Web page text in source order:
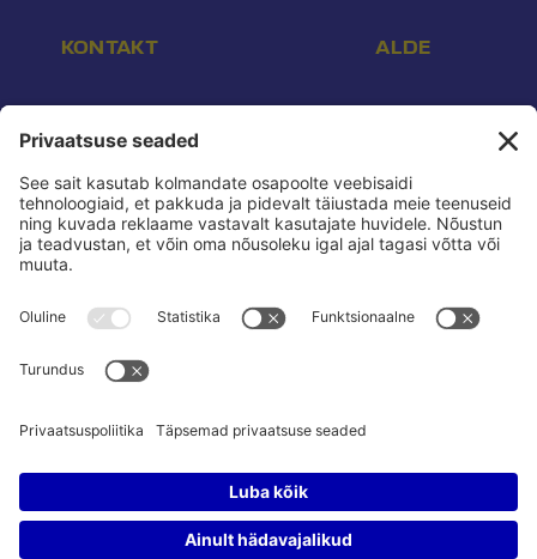
KONTAKT ALDE
Aadress:
Endla 16, Tallinn 10142
Telefon: +372 507 3113
Konto nr: EE532200221002169472
Saaja: Eesti Reformierakond
Pank:
HABAEE2X
reform.ee kasutustingimused:
Privaatsusseaded: